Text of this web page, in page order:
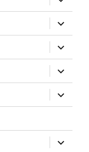
child
menu
expand
child
menu
expand
child
menu
expand
child
menu
expand
child
menu
expand
child